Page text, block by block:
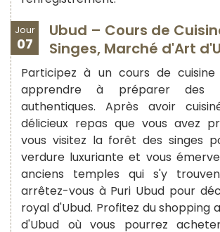
Jour
07
Ubud – Cours de
Singes, Marché d'Art
Participez à un cours de cuisine
apprendre à préparer des
authentiques. Après avoir
délicieux repas que vous avez
vous visitez la forêt des singes
verdure luxuriante et vous
anciens temples qui s'y
arrêtez-vous à Puri Ubud pour
royal d'Ubud. Profitez du shopping
d'Ubud où vous pourrez